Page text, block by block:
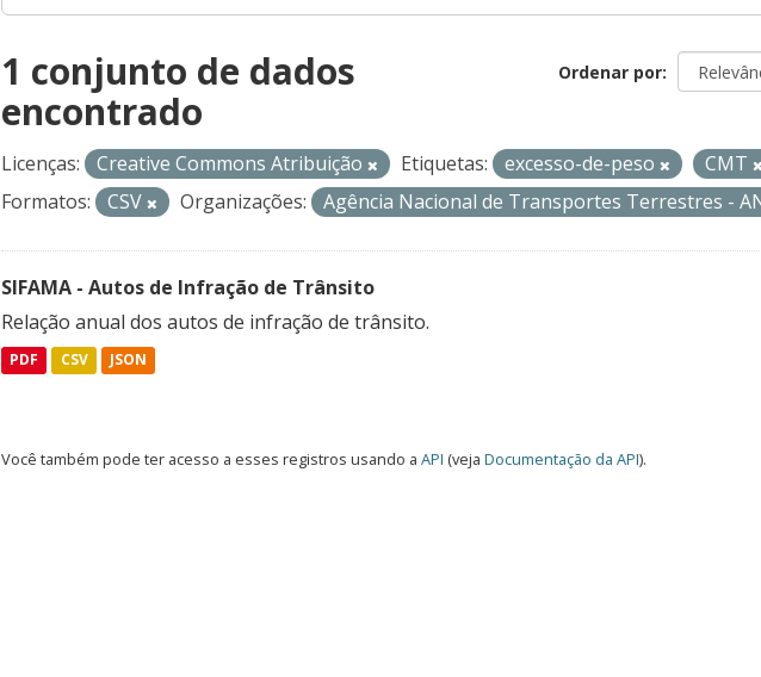
Ordenar por
1 conjunto de dados
encontrado
Licenças: Creative Commons Atribuição Etiquetas: excesso-de-peso CMT
Formatos:
CSV Organizações: Agência Nacional de Transportes Terrestres -
SIFAMA - Autos de Infração de Trânsito
Relação anual dos autos de infração de trânsito.
PDF CSV JSON
Você também pode ter acesso a esses registros usando a API (veja Documentação da API).